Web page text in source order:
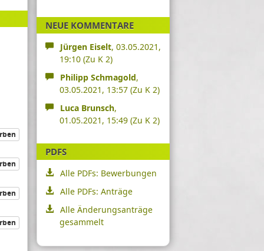
NEUE KOMMENTARE
Jürgen Eiselt, 03.05.2021,
19:10 (Zu K 2)
Philipp Schmagold,
03.05.2021, 13:57 (Zu K 2)
Luca Brunsch,
01.05.2021, 15:49 (Zu K 2)
PDFS
Alle PDFs: Bewerbungen
Alle PDFs: Anträge
Alle Änderungsanträge
gesammelt